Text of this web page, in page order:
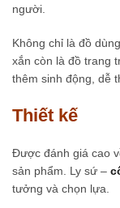
người.
Không chỉ là đồ
xắn còn là đồ trang
thêm sinh động, dễ
Thiết kế
Được đánh giá cao
sản phẩm. Ly sứ –
tưởng và chọn lựa.